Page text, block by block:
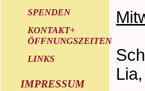
SPENDEN
KONTAKT+
ÖFFNUNGSZEITEN
LINKS
IMPRESSUM